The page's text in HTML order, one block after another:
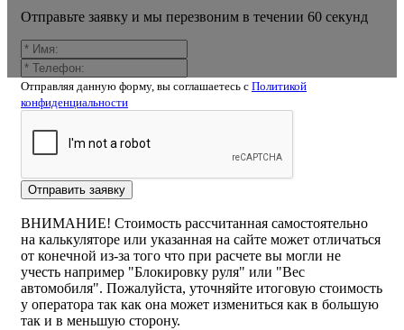
Отправьте заявку и мы перезвоним в течении 60 секунд
Отправляя данную форму, вы соглашаетесь c Политикой
конфиденциальности
Отправить заявку
Калькулятор расчёта стоимости
эвакуатора гавшино
ВНИМАНИЕ! Стоимость рассчитанная самостоятельно
на калькуляторе или указанная на сайте может отличаться
от конечной из-за того что при расчете вы могли не
учесть например "Блокировку руля" или "Вес
автомобиля". Пожалуйста, уточняйте итоговую стоимость
у оператора так как она может измениться как в большую
так и в меньшую сторону.